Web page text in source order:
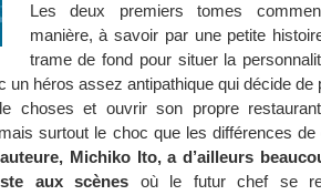
Les deux premiers tomes
manière, à savoir par une petite
trame de fond pour situer la
un héros assez antipathique qui décide de
choses et ouvrir son propre
surtout le choc que les différences
Michiko Ito, a d’ailleurs
aux scènes où le futur chef se